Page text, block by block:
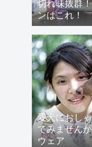
ンはこれ！
愛犬におし
てみません
ウェア